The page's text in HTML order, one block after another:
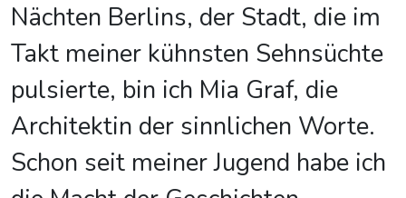
Nächten Berlins, der Stadt, die im
Takt meiner kühnsten Sehnsüchte
pulsierte, bin ich Mia Graf, die
Architektin der sinnlichen Worte.
Schon seit meiner Jugend habe ich